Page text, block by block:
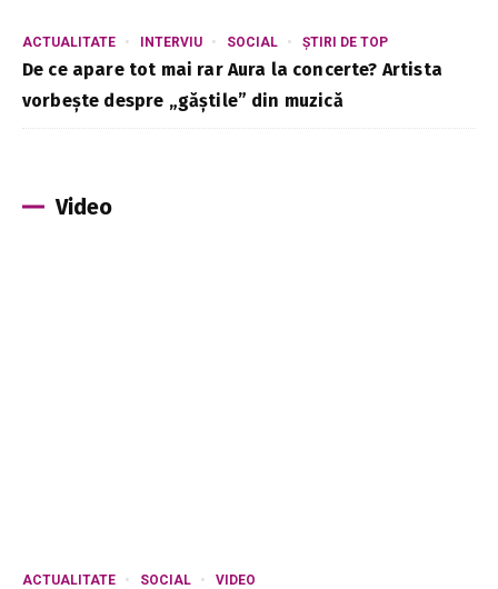
ACTUALITATE INTERVIU SOCIAL ȘTIRI DE TOP
De ce apare tot mai rar Aura la concerte? Artista
vorbește despre „găștile” din muzică
Video
ACTUALITATE SOCIAL VIDEO